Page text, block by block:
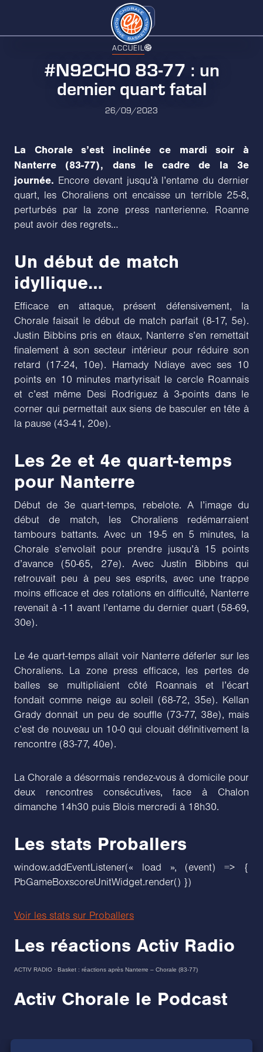
ACCUEIL
#N92CHO 83-77 : un
dernier quart fatal
26/09/2023
La Chorale s’est inclinée ce mardi soir à
Nanterre (83-77), dans le cadre de la 3e
journée. Encore devant jusqu’à l’entame du dernier
quart, les Choraliens ont encaisse un terrible 25-8,
perturbés par la zone press nanterienne. Roanne
peut avoir des regrets…
Un début de match
idyllique…
Efficace en attaque, présent défensivement, la
Chorale faisait le début de match parfait (8-17, 5e).
Justin Bibbins pris en étaux, Nanterre s’en remettait
finalement à son secteur intérieur pour réduire son
retard (17-24, 10e). Hamady Ndiaye avec ses 10
points en 10 minutes martyrisait le cercle Roannais
et c’est même Desi Rodriguez à 3-points dans le
corner qui permettait aux siens de basculer en tête à
la pause (43-41, 20e).
Les 2e et 4e quart-temps
pour Nanterre
Début de 3e quart-temps, rebelote. A l’image du
début de match, les Choraliens redémarraient
tambours battants. Avec un 19-5 en 5 minutes, la
Chorale s’envolait pour prendre jusqu’à 15 points
d’avance (50-65, 27e). Avec Justin Bibbins qui
retrouvait peu à peu ses esprits, avec une trappe
moins efficace et des rotations en difficulté, Nanterre
revenait à -11 avant l’entame du dernier quart (58-69,
30e).
Le 4e quart-temps allait voir Nanterre déferler sur les
Choraliens. La zone press efficace, les pertes de
balles se multipliaient côté Roannais et l’écart
fondait comme neige au soleil (68-72, 35e). Kellan
Grady donnait un peu de souffle (73-77, 38e), mais
c’est de nouveau un 10-0 qui clouait définitivement la
rencontre (83-77, 40e).
La Chorale a désormais rendez-vous à domicile pour
deux rencontres consécutives, face à Chalon
dimanche 14h30 puis Blois mercredi à 18h30.
Les stats Proballers
window.addEventListener(« load », (event) => {
PbGameBoxscoreUnitWidget.render() })
Voir les stats sur Proballers
Les réactions Activ Radio
ACTIV RADIO · Basket : réactions après Nanterre – Chorale (83-77)
Activ Chorale le Podcast